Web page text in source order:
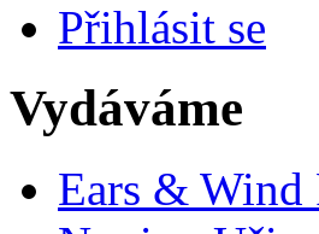
Přihlásit se
Vydáváme
Ears & Wind